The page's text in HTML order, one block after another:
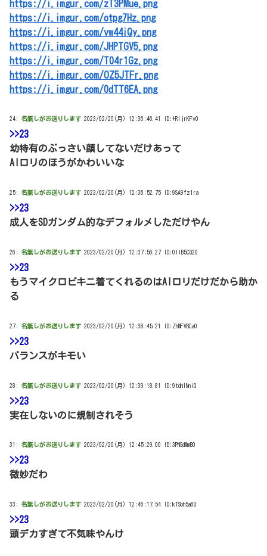
https://i.imgur.com/zT3PMue.png
https://i.imgur.com/otpg7Hz.png
https://i.imgur.com/vw44iQy.png
https://i.imgur.com/JHPTGV5.png
https://i.imgur.com/T04r1Gz.png
https://i.imgur.com/OZ5JTFr.png
https://i.imgur.com/0dTT6EA.png
24: 名無しがお送りします 2023/02/20(月) 12:36:46.41 ID:+RIjrKFv0
>>23
幼特有のぶっさい顔してないだけあって
AIロリのほうがかわいいな
25: 名無しがお送りします 2023/02/20(月) 12:36:52.75 ID:9SA9fz1ra
>>23
成人をSDガンダム的なデフォルメしただけやん
26: 名無しがお送りします 2023/02/20(月) 12:37:56.27 ID:0lIB5CQ20
>>23
もうマイクロビキニ着てくれるのはAIロリだけだから助か
る
27: 名無しがお送りします 2023/02/20(月) 12:38:45.21 ID:ZhMFVBCa0
>>23
バランスがキモい
28: 名無しがお送りします 2023/02/20(月) 12:39:18.81 ID:9tdn1Nni0
>>23
実在しないのに規制されそう
31: 名無しがお送りします 2023/02/20(月) 12:45:29.00 ID:3PNSdMmB0
>>23
微妙だわ
33: 名無しがお送りします 2023/02/20(月) 12:46:17.54 ID:kTSbh5a60
>>23
頭デカすぎて不気味やんけ